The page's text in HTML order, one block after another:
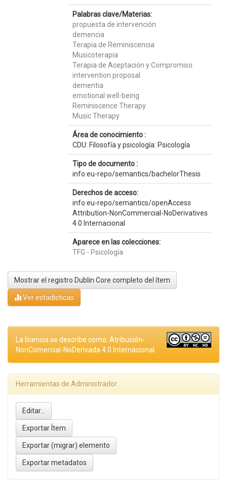
Palabras clave/Materias:
propuesta de intervención
demencia
Terapia de Reminiscencia
Musicoterapia
Terapia de Aceptación y Compromiso
intervention proposal
dementia
emotional well-being
Reminiscence Therapy
Music Therapy
Área de conocimiento :
CDU: Filosofía y psicología: Psicología
Tipo de documento :
info:eu-repo/semantics/bachelorThesis
Derechos de acceso:
info:eu-repo/semantics/openAccess
Attribution-NonCommercial-NoDerivatives
4.0 Internacional
Aparece en las colecciones:
TFG - Psicología
Mostrar el registro Dublin Core completo del ítem
Ver estadísticas
La licencia se describe como: Atribución-
NonComercial-NoDerivada 4.0 Internacional.
Herramientas de Administrador